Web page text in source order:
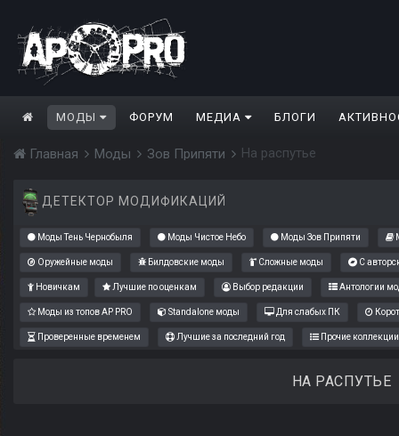
МОДЫ ФОРУМ МЕДИА БЛОГИ
Главная Моды Зов Припяти На распутье
ДЕТЕКТОР МОДИФИКАЦИЙ
Моды Тень Чернобыля Моды Чистое Небо Моды Зов Припяти
Оружейные моды Билдовские моды Сложные моды С
Новичкам Лучшие по оценкам Выбор редакции Антологии
Моды из топов AP PRO Standalone моды Для слабых ПК
Проверенные временем Лучшие за последний год Прочие коллекции
НА РАСПУТЬЕ